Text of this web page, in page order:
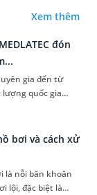
Xem thêm
đón
gia đến từ
quốc gia
cao nỗ lực duy trì
bơi và cách xử
là nỗi băn khoăn
lội, đặc biệt là